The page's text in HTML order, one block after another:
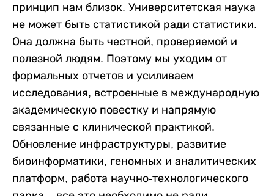
принцип нам близок. Университетская наука
не может быть статистикой ради статистики.
Она должна быть честной, проверяемой и
полезной людям. Поэтому мы уходим от
формальных отчетов и усиливаем
исследования, встроенные в международную
академическую повестку и напрямую
связанные с клинической практикой.
Обновление инфраструктуры, развитие
биоинформатики, геномных и аналитических
платформ, работа научно-технологического